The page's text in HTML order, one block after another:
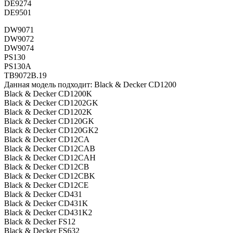
DE9274
DE9501
DW9071
DW9072
DW9074
PS130
PS130A
TB9072B.19
Данная модель подходит: Black & Decker CD1200
Black & Decker CD1200K
Black & Decker CD1202GK
Black & Decker CD1202K
Black & Decker CD120GK
Black & Decker CD120GK2
Black & Decker CD12CA
Black & Decker CD12CAB
Black & Decker CD12CAH
Black & Decker CD12CB
Black & Decker CD12CBK
Black & Decker CD12CE
Black & Decker CD431
Black & Decker CD431K
Black & Decker CD431K2
Black & Decker FS12
Black & Decker FS632